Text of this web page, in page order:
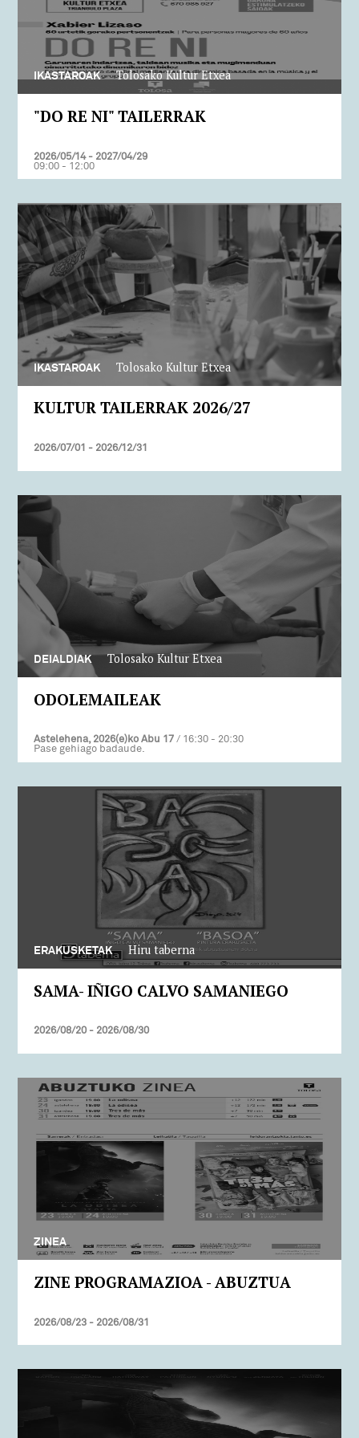
IKASTAROAK Tolosako Kultur Etxea
"DO RE NI" TAILERRAK
2026/05/14 - 2027/04/29
09:00 - 12:00
IKASTAROAK Tolosako Kultur Etxea
KULTUR TAILERRAK 2026/27
2026/07/01 - 2026/12/31
DEIALDIAK Tolosako Kultur Etxea
ODOLEMAILEAK
Astelehena, 2026(e)ko Abu 17/ 16:30 - 20:30
Pase gehiago badaude.
ERAKUSKETAK Hiru taberna
SAMA- IÑIGO CALVO SAMANIEGO
2026/08/20 - 2026/08/30
ZINEA
ZINE PROGRAMAZIOA - ABUZTUA
2026/08/23 - 2026/08/31